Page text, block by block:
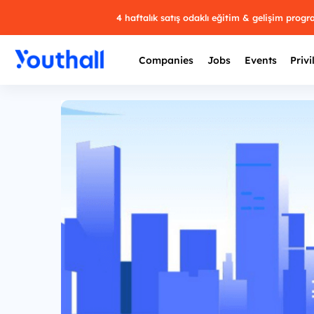
4 haftalık satış odaklı eğitim & gelişim
Companies Jobs Events